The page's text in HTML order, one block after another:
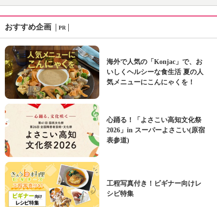
おすすめ企画 PR
海外で人気の「Konjac」で、お
いしくヘルシーな食生活 夏の人
気メニューにこんにゃくを！
心踊る！「よさこい高知文化祭
2026」in スーパーよさこい(原宿
表参道)
工程写真付き！ビギナー向けレ
シピ特集